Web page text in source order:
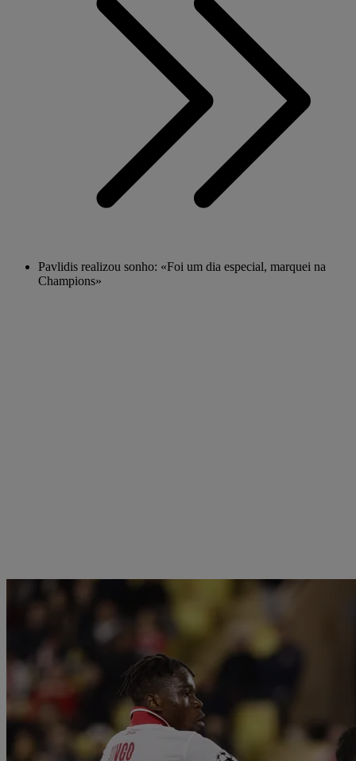
Pavlidis realizou sonho: «Foi um dia especial, marquei na
Champions»